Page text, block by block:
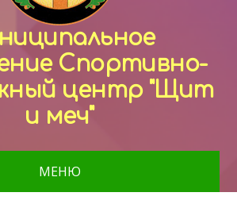
Спортивно-
центр "Щит
и меч"
МЕНЮ